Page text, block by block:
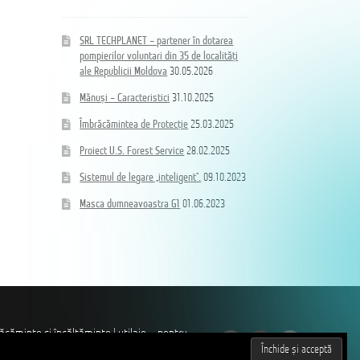
SRL TECHPLANET – partener în dotarea
pompierilor voluntari din 35 de localități
ale Republicii Moldova 30.05.2026
Mănuși – Caracteristici 31.10.2025
Îmbrăcămintea de Protecție 25.03.2025
Proiect U.S. Forest Service 28.02.2025
Sistemul de legare „inteligent”. 09.10.2023
Masca dumneavoastra G1 01.06.2023
și încălțăminte | utilaje – pentru